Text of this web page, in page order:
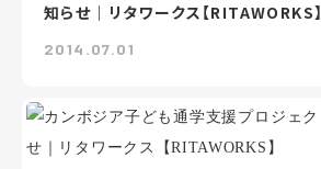
知らせ｜リタワークス【RITAWORKS】
2014.07.01